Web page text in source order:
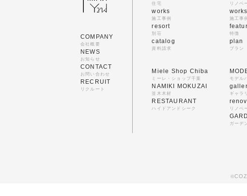
COMPANY
会社概要
NEWS
お知らせ
CONTACT
お問い合わせ
RECRUIT
リクルート
住宅
works
施工事例
resort
別荘
catalog
資料請求
リノベ
works
施工事例
特徴
plan
プラン
Miele Shop Chiba
ミーレ・ショップ千葉
NAMIKI MOKUZAI
並木木材
RESTAURANT
ハイドアンドシーク
モデル
ギャラ
リノベ
ガーデ
©